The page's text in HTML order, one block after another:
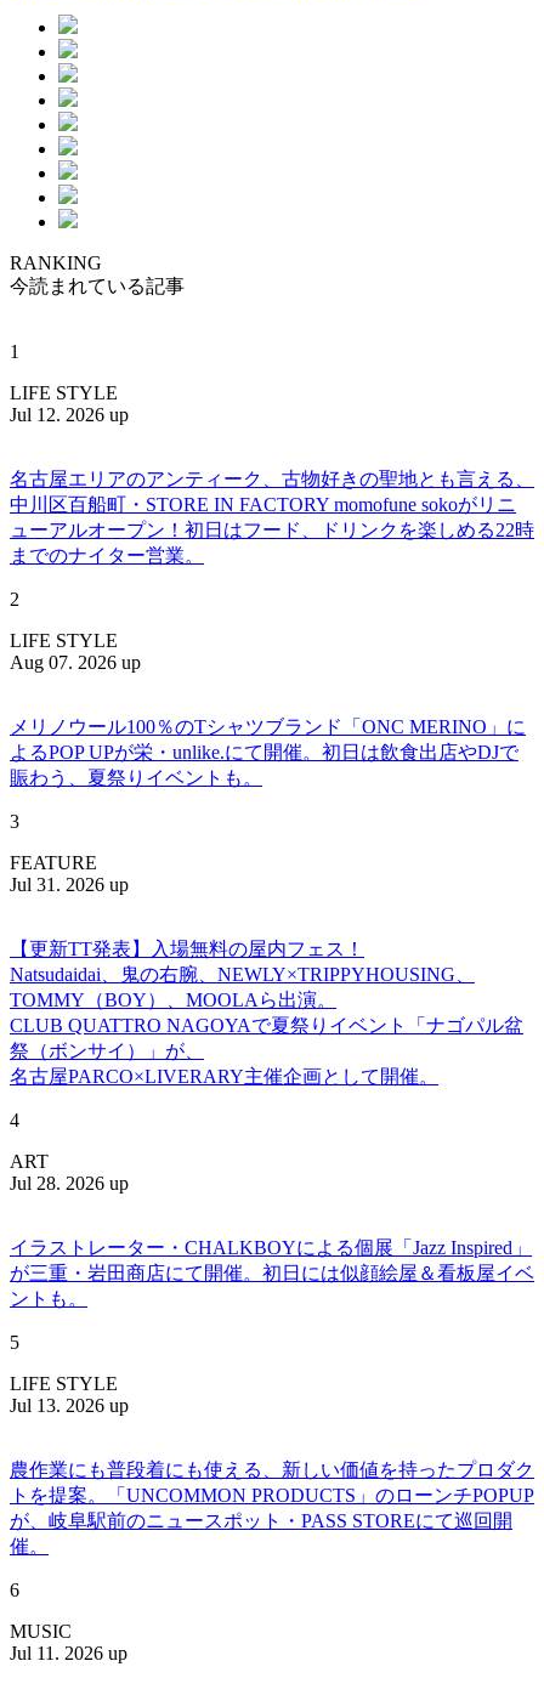
RANKING
今読まれている記事
1
LIFE STYLE
Jul 12. 2026 up
名古屋エリアのアンティーク、古物好きの聖地とも言える、
中川区百船町・STORE IN FACTORY momofune sokoがリニ
ューアルオープン！初日はフード、ドリンクを楽しめる22時
までのナイター営業。
2
LIFE STYLE
Aug 07. 2026 up
メリノウール100％のTシャツブランド「ONC MERINO」に
よるPOP UPが栄・unlike.にて開催。初日は飲食出店やDJで
賑わう、夏祭りイベントも。
3
FEATURE
Jul 31. 2026 up
【更新TT発表】入場無料の屋内フェス！
Natsudaidai、鬼の右腕、NEWLY×TRIPPYHOUSING、
TOMMY（BOY）、MOOLAら出演。
CLUB QUATTRO NAGOYAで夏祭りイベント「ナゴパル盆
祭（ボンサイ）」が、
名古屋PARCO×LIVERARY主催企画として開催。
4
ART
Jul 28. 2026 up
イラストレーター・CHALKBOYによる個展「Jazz Inspired」
が三重・岩田商店にて開催。初日には似顔絵屋＆看板屋イベ
ントも。
5
LIFE STYLE
Jul 13. 2026 up
農作業にも普段着にも使える、新しい価値を持ったプロダク
トを提案。「UNCOMMON PRODUCTS」のローンチPOPUP
が、岐阜駅前のニュースポット・PASS STOREにて巡回開
催。
6
MUSIC
Jul 11. 2026 up